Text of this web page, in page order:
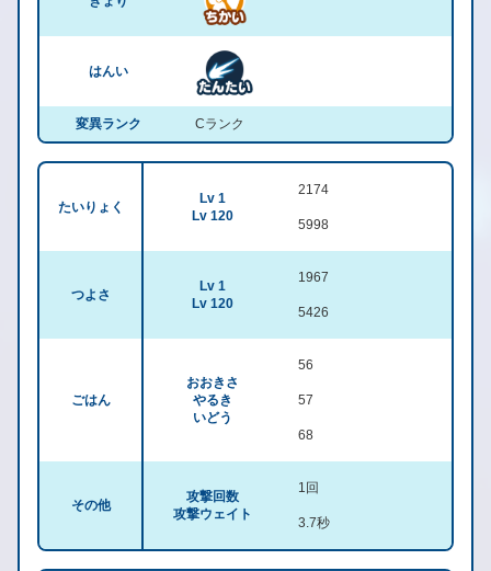
はんい
変異ランク Cランク
たいりょく
Lv 1
Lv 120
2174
5998
つよさ
Lv 1
Lv 120
1967
5426
ごはん
おおきさ
やるき
いどう
56
57
68
その他
攻撃回数
攻撃ウェイト
1回
3.7秒